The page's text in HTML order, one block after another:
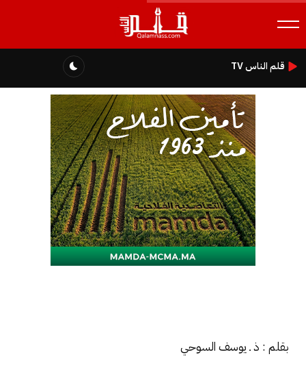
قلم الناس TV
بقلم : ذ ـ يوسف السوحي